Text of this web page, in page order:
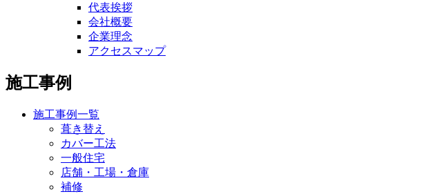
代表挨拶
会社概要
企業理念
アクセスマップ
施工事例
施工事例一覧
葺き替え
カバー工法
一般住宅
店舗・工場・倉庫
補修